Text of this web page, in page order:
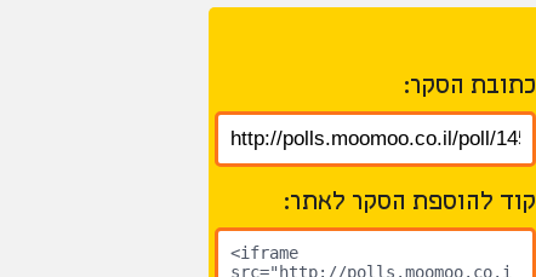
כתובת הסקר:
קוד להוספת הסקר לאתר: